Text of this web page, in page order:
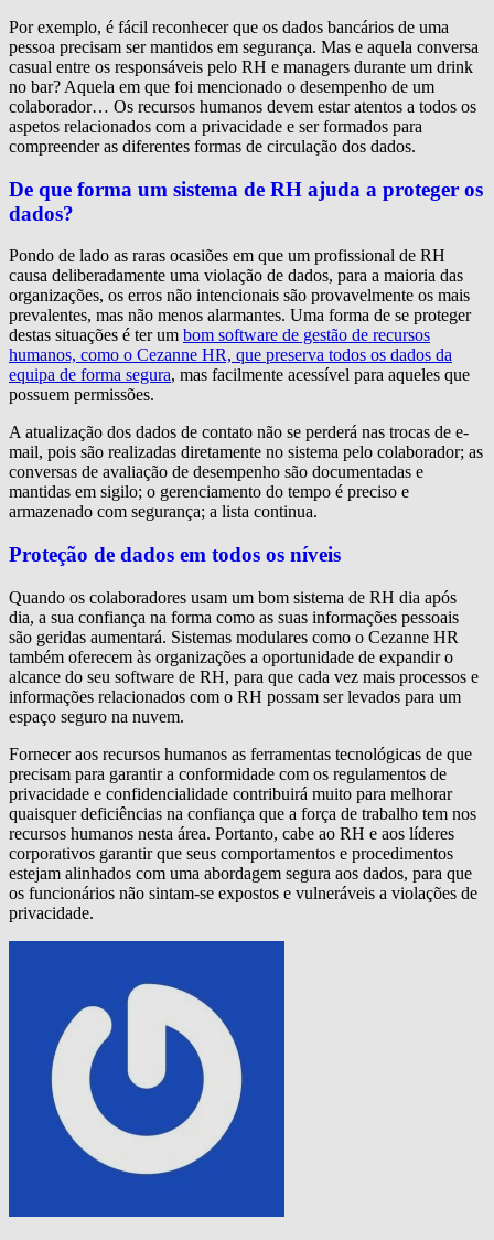
Por exemplo, é fácil reconhecer que os dados bancários de uma
pessoa precisam ser mantidos em segurança. Mas e aquela conversa
casual entre os responsáveis pelo RH e managers durante um drink
no bar? Aquela em que foi mencionado o desempenho de um
colaborador… Os recursos humanos devem estar atentos a todos os
aspetos relacionados com a privacidade e ser formados para
compreender as diferentes formas de circulação dos dados.
De que forma um sistema de RH ajuda a proteger os
dados?
Pondo de lado as raras ocasiões em que um profissional de RH
causa deliberadamente uma violação de dados, para a maioria das
organizações, os erros não intencionais são provavelmente os mais
prevalentes, mas não menos alarmantes. Uma forma de se proteger
destas situações é ter um bom software de gestão de recursos
humanos, como o Cezanne HR, que preserva todos os dados da
equipa de forma segura, mas facilmente acessível para aqueles que
possuem permissões.
A atualização dos dados de contato não se perderá nas trocas de e-
mail, pois são realizadas diretamente no sistema pelo colaborador; as
conversas de avaliação de desempenho são documentadas e
mantidas em sigilo; o gerenciamento do tempo é preciso e
armazenado com segurança; a lista continua.
Proteção de dados em todos os níveis
Quando os colaboradores usam um bom sistema de RH dia após
dia, a sua confiança na forma como as suas informações pessoais
são geridas aumentará. Sistemas modulares como o Cezanne HR
também oferecem às organizações a oportunidade de expandir o
alcance do seu software de RH, para que cada vez mais processos e
informações relacionados com o RH possam ser levados para um
espaço seguro na nuvem.
Fornecer aos recursos humanos as ferramentas tecnológicas de que
precisam para garantir a conformidade com os regulamentos de
privacidade e confidencialidade contribuirá muito para melhorar
quaisquer deficiências na confiança que a força de trabalho tem nos
recursos humanos nesta área. Portanto, cabe ao RH e aos líderes
corporativos garantir que seus comportamentos e procedimentos
estejam alinhados com uma abordagem segura aos dados, para que
os funcionários não sintam-se expostos e vulneráveis a violações de
privacidade.